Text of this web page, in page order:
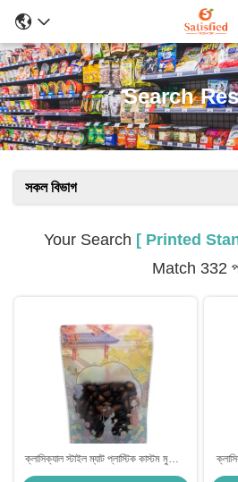
Search
সকল বিভাগ
Your Search [ Printed
Match 332
ক্লাসিক্যাল স্টাইল ম্যাট প্লাস্টিক কাস্টম মুদ্রিত
স্ট্যান্ড আপ পকেট সহ ক্লিয়ার উইন্ডো এবং